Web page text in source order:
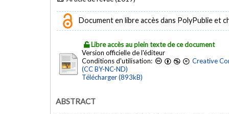
Document en libre accès dans PolyPublie et
Libre accès au plein texte de ce document
Version officielle de l'éditeur
Conditions d'utilisation:
Creative
(CC BY-NC-ND)
Télécharger (893kB)
ABSTRACT